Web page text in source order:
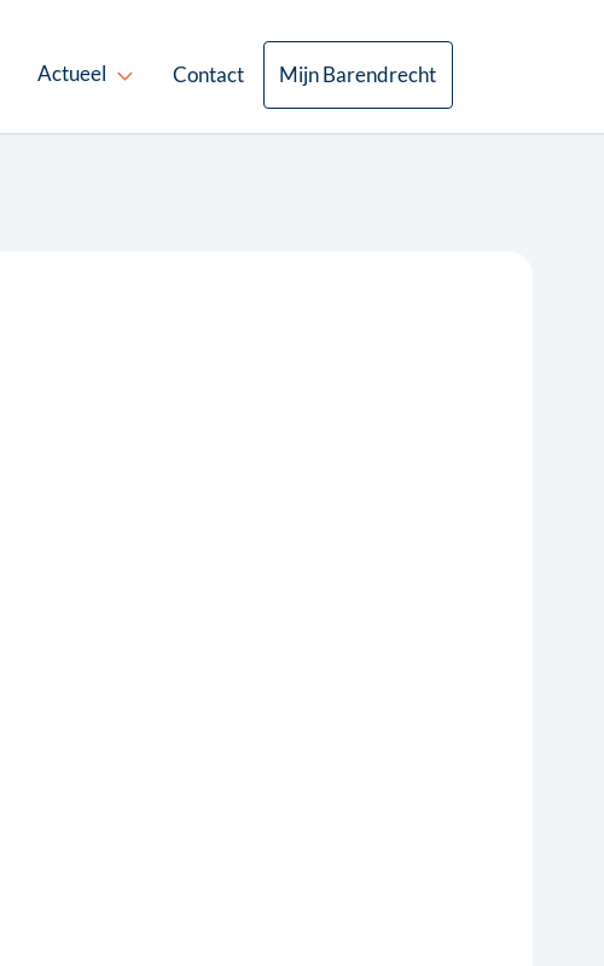
Actueel Contact Mijn Barendrecht